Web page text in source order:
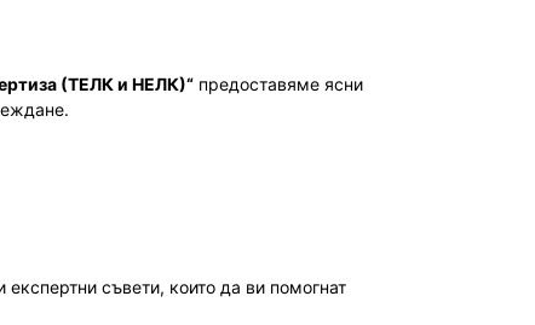
(ТЕЛК и НЕЛК)“ предоставяме ясни
съвети, които да ви помогнат